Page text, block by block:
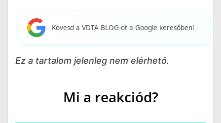
Kövesd a VDTA BLOG-ot a Google keresőben!
Ez a tartalom jelenleg nem elérhető.
Mi a reakciód?